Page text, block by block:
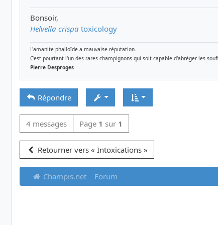
Bonsoir,
Helvella crispa toxicology
L'amanite phalloïde a mauvaise réputation.
C'est pourtant l'un des rares champignons qui soit capable d'abréger les
Pierre Desproges
Répondre
4 messages Page 1 sur 1
Retourner vers « Intoxications »
Champis.net Forum